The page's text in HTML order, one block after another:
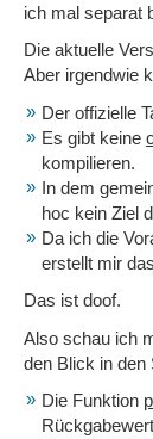
ich mal separat
Die aktuelle
Aber irgendwie
Der offizielle
Es gibt keine
kompilieren.
In dem
hoc kein Ziel
Da ich die
erstellt mir
Das ist doof.
Also schau ich
den Blick in den
Die Funktion